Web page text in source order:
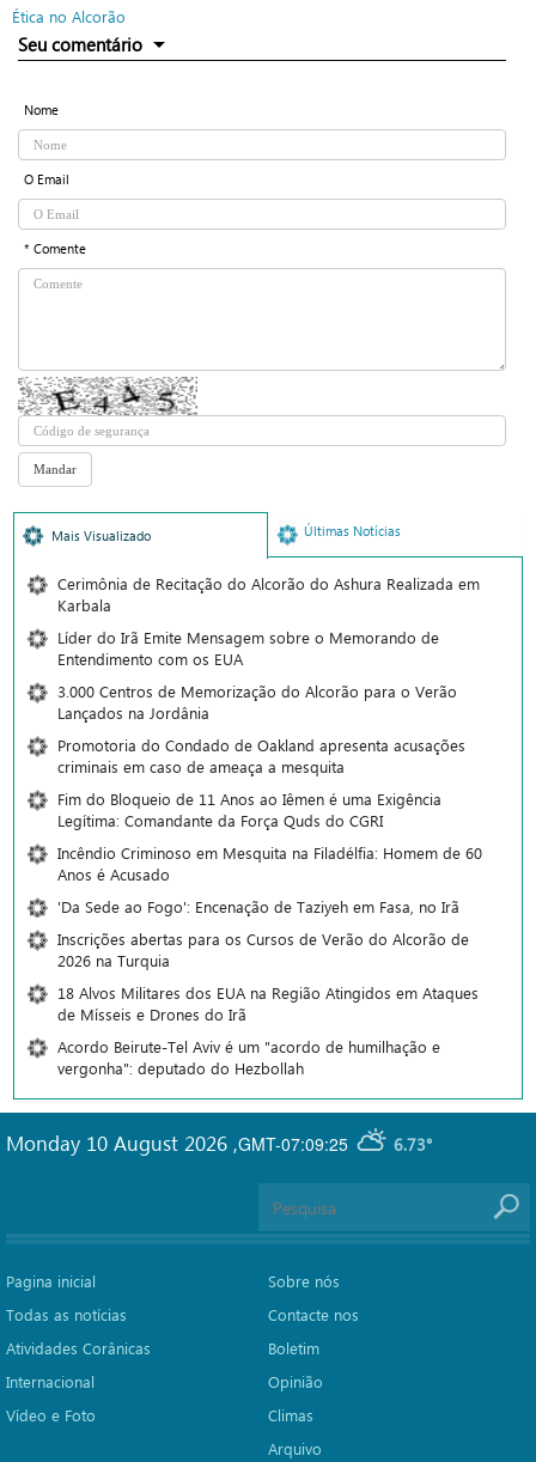
Ética no Alcorão
Seu comentário
Nome
O Email
* Comente
Mais Visualizado Últimas Notícias
Cerimônia de Recitação do Alcorão do Ashura Realizada em
Karbala
Líder do Irã Emite Mensagem sobre o Memorando de
Entendimento com os EUA
3.000 Centros de Memorização do Alcorão para o Verão
Lançados na Jordânia
Promotoria do Condado de Oakland apresenta acusações
criminais em caso de ameaça a mesquita
Fim do Bloqueio de 11 Anos ao Iêmen é uma Exigência
Legítima: Comandante da Força Quds do CGRI
Incêndio Criminoso em Mesquita na Filadélfia: Homem de 60
Anos é Acusado
'Da Sede ao Fogo': Encenação de Taziyeh em Fasa, no Irã
Inscrições abertas para os Cursos de Verão do Alcorão de
2026 na Turquia
18 Alvos Militares dos EUA na Região Atingidos em Ataques
de Mísseis e Drones do Irã
Acordo Beirute-Tel Aviv é um "acordo de humilhação e
vergonha": deputado do Hezbollah
GMT-07:09:25 6.73°
Monday 10 August 2026 ,
Pagina inicial
Todas as notícias
Atividades Corânicas
Internacional
Vídeo e Foto
Sobre nós
Contacte nos
Boletim
Opinião
Climas
Arquivo